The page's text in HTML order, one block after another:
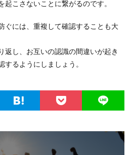
こさないことに繋がるのです。
ぐには、重複して確認することも大
返し、お互いの認識の間違いが起き
るようにしましょう。